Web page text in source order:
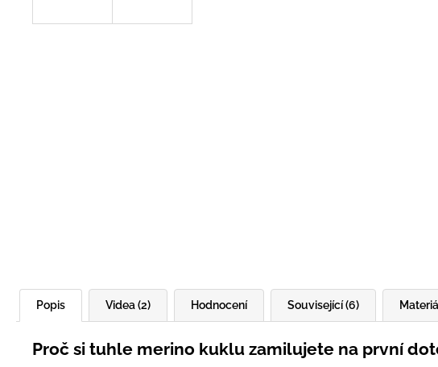
Popis Videa (2) Hodnocení Související (6)
Proč si tuhle merino kuklu zamilujete na první